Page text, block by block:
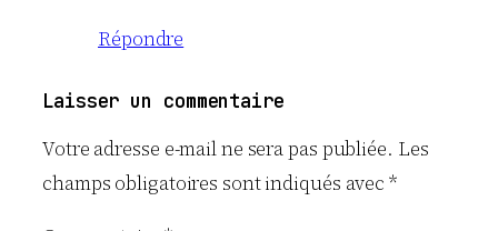
Répondre
Laisser un commentaire
Votre adresse e-mail ne sera pas publiée. Les
champs obligatoires sont indiqués avec*